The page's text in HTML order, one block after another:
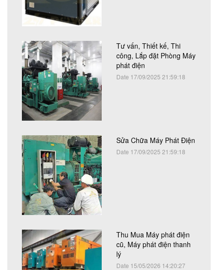
Tư vấn, Thiết kế, Thi
công, Lắp đặt Phòng Máy
phát điện
Date 17/09/2025 21:59:18
Sửa Chữa Máy Phát Điện
Date 17/09/2025 21:59:18
Thu Mua Máy phát điện
cũ, Máy phát điện thanh
lý
Date 15/05/2026 14:20:27